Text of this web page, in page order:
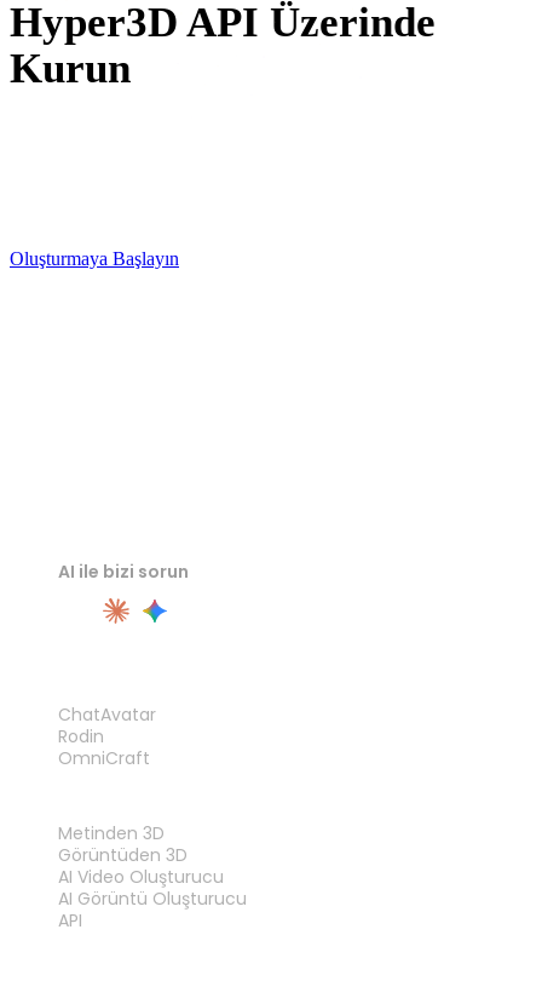
Hyper3D API Üzerinde
Kurun
Oluşturmaya Başlayın
AI ile bizi sorun
ChatAvatar
Rodin
OmniCraft
Metinden 3D
Görüntüden 3D
AI Video Oluşturucu
AI Görüntü Oluşturucu
API